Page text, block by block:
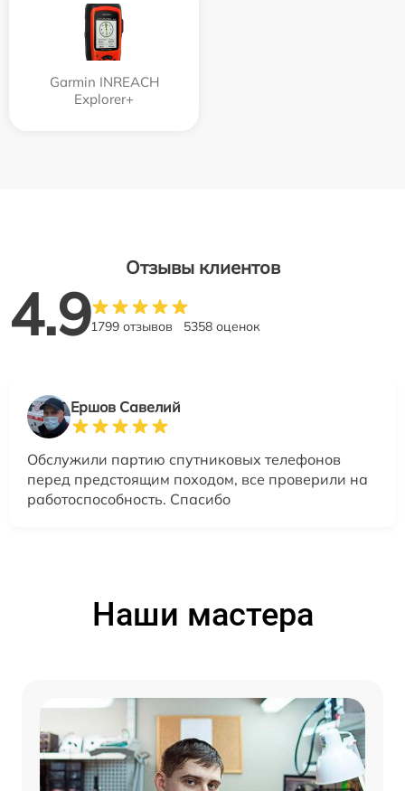
Garmin INREACH
Explorer+
Отзывы клиентов
4.91799 отзывов 5358 оценок
Ершов Савелий
Обслужили партию спутниковых телефонов
перед предстоящим походом, все проверили на
работоспособность. Спасибо
Наши мастера